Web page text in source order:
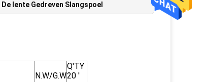
De lente Gedreven Slangspoel
N.W/G.W
Q'TY
20 '